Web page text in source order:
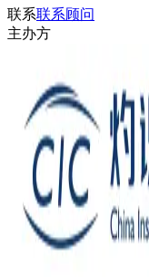
联系联系顾问
主办方